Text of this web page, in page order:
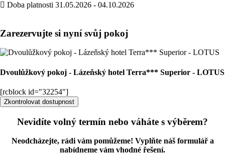
Doba platnosti 31.05.2026 - 04.10.2026
Zarezervujte si nyní svůj pokoj
Dvoulůžkový pokoj - Lázeňský hotel Terra*** Superior - LOTUS
[rcblock id="32254"]
Zkontrolovat dostupnost
Nevidíte volný termín nebo váháte s výběrem?
Neodcházejte, rádi vám pomůžeme! Vyplňte náš formulář a
nabídneme vám vhodné řešení.